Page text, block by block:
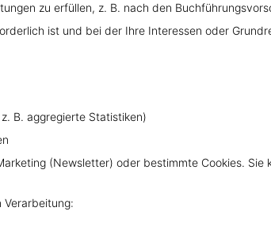
zu erfüllen, z. B. nach den
ist und bei der Ihre Interessen oder
B. aggregierte Statistiken)
(Newsletter) oder bestimmte Cookies. Sie